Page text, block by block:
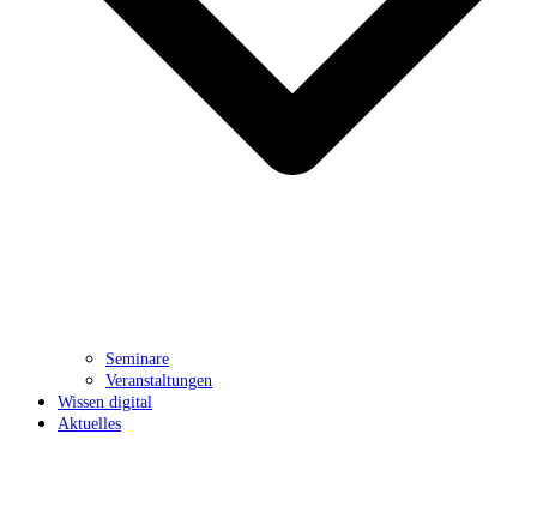
Seminare
Veranstaltungen
Wissen digital
Aktuelles